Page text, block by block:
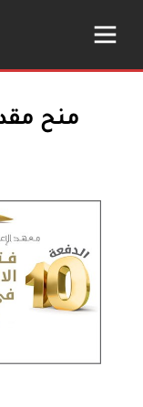
منح